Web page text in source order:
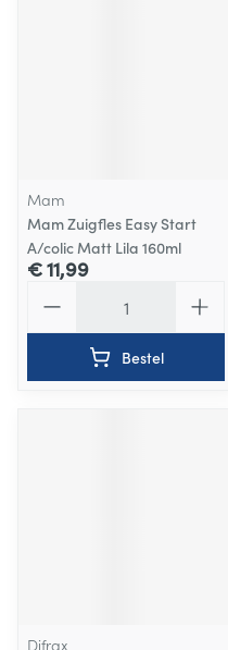
Mam
Mam Zuigfles Easy Start
A/colic Matt Lila 160ml
€ 11,99
Bestel
Difrax